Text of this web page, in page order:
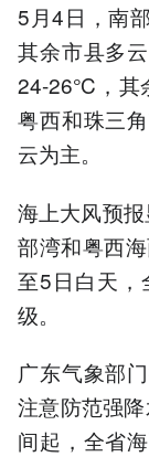
5月4日，南
其余市县多
24-26℃，其
粤西和珠三
云为主。
海上大风预
部湾和粤西
至5日白天，
级。
广东气象部
注意防范强
间起，全省